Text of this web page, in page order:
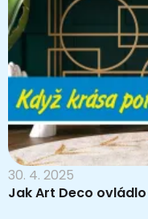
30. 4. 2025
Jak Art Deco